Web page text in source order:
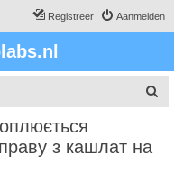
Aanmelden
Registreer
з кашлат на